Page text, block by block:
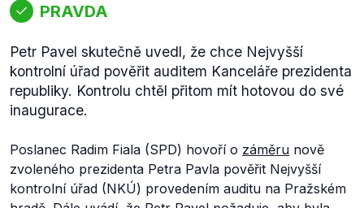
PRAVDA
Petr Pavel skutečně uvedl, že chce Nejvyšší
kontrolní úřad pověřit auditem Kanceláře prezidenta
republiky. Kontrolu chtěl přitom mít hotovou do své
inaugurace.
Poslanec Radim Fiala (SPD) hovoří o záměru nově
zvoleného prezidenta Petra Pavla pověřit Nejvyšší
kontrolní úřad (NKÚ) provedením auditu na Pražském